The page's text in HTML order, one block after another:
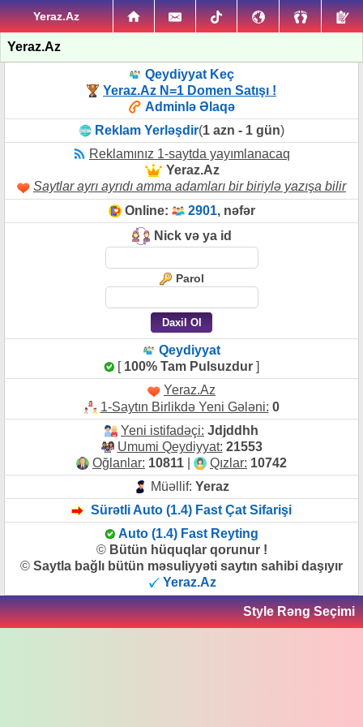
Yeraz.Az
Yeraz.Az
Qeydiyyat Keç
Yeraz.Az N=1 Domen Satışı !
Adminlə Əlaqə
Reklam Yerləşdir(1 azn - 1 gün)
Reklamınız 1-saytda yayımlanacaq
Yeraz.Az
Saytlar ayrı ayrıdı amma adamları bir biriylə yazışa bilir
Online:
2901, nəfər
Nick və ya id
Parol
Qeydiyyat
[ 100% Tam Pulsuzdur ]
Yeraz.Az
1-Saytın Birlikdə Yeni Gələni: 0
Yeni istifadəçi: Jdjddhh
Umumi Qeydiyyat: 21553
Oğlanlar: 10811 Qızlar: 10742
Müəllif: Yeraz
Sürətli Auto (1.4) Fast Çat Sifarişi
Auto (1.4) Fast Reyting
© Bütün hüquqlar qorunur !
© Saytla bağlı bütün məsuliyyəti saytın sahibi daşıyır
Yeraz.Az
Style Rəng Seçimi